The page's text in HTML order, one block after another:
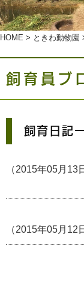
HOME > ときわ動物園
飼育員ブ
飼育日記
（2015年05月13
（2015年05月12